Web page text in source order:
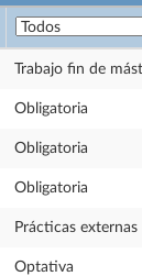
Trabajo fin de
Obligatoria
Obligatoria
Obligatoria
Prácticas externas
Optativa